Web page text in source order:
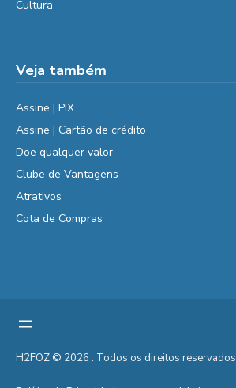
Cultura
Veja também
Assine | PIX
Assine | Cartão de crédito
Doe qualquer valor
Clube de Vantagens
Atrativos
Cota de Compras
H2FOZ © 2026 . Todos os direitos reservados